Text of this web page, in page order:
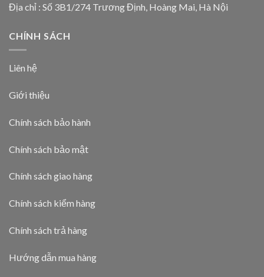
Địa chỉ : Số 3B1/274 Trương Định, Hoàng Mai, Hà Nội
CHÍNH SÁCH
Liên hệ
Giới thiệu
Chính sách bảo hành
Chính sách bảo mật
Chính sách giao hàng
Chính sách kiểm hàng
Chính sách trả hàng
Hướng dẫn mua hàng